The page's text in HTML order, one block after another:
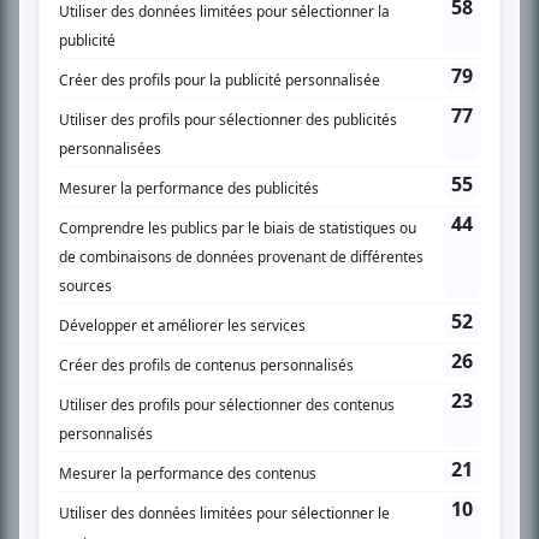
SUR LE RÉSEAU BIZZ MÉDIA
PLAN DU SITE
Accueil
Liste des oeuvres
Recherche avancée
À propos
Nous contacter
Termes et conditions
Politique de confidentialité
Gestion du consentement